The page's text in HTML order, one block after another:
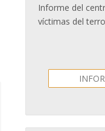
Informe del
víctimas del